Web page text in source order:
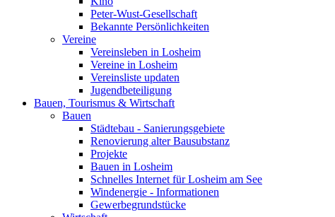
Peter-Wust-Gesellschaft
Bekannte Persönlichkeiten
Vereine
Vereinsleben in Losheim
Vereine in Losheim
Vereinsliste updaten
Jugendbeteiligung
Bauen, Tourismus & Wirtschaft
Bauen
Städtebau - Sanierungsgebiete
Renovierung alter Bausubstanz
Projekte
Bauen in Losheim
Schnelles Internet für Losheim am See
Windenergie - Informationen
Gewerbegrundstücke